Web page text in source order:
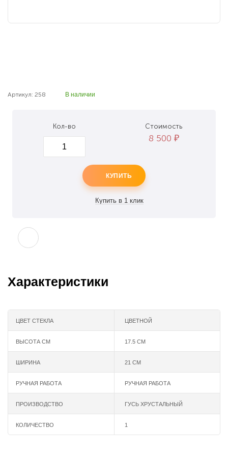
Артикул: 258 В наличии
Кол-во Стоимость
8 500 ₽
КУПИТЬ
Характеристики
ЦВЕТ СТЕКЛА ЦВЕТНОЙ
ВЫСОТА СМ 17.5 СМ
ШИРИНА 21 СМ
РУЧНАЯ РАБОТА РУЧНАЯ РАБОТА
ПРОИЗВОДСТВО ГУСЬ ХРУСТАЛЬНЫЙ
КОЛИЧЕСТВО 1